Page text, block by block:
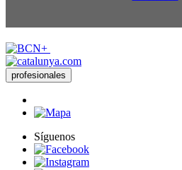
profesionales
Síguenos